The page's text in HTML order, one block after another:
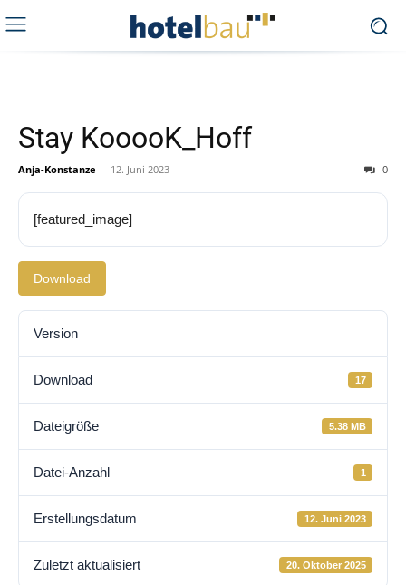
Stay KooooK_Hoff
Anja-Konstanze - 12. Juni 2023 0
[featured_image]
Download
Version
Download 17
Dateigröße 5.38 MB
Datei-Anzahl 1
Erstellungsdatum 12. Juni 2023
Zuletzt aktualisiert 20. Oktober 2025